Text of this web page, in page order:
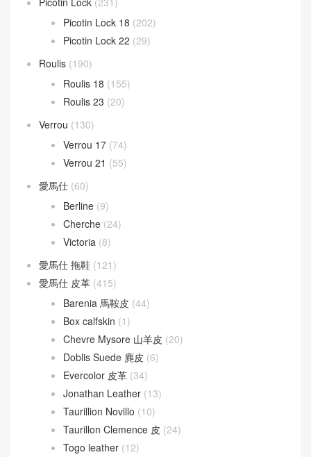
Lindy 30CM(47)
Lindy mini(131)
Barcelona Bag
Hammock Bag(53)
LOEWE 女包(121)
LOEWE 男包
Puzzle Bag(133)
Mini kelly(946)
Kelly Mini 20
Kelly Pochette
Mosaique(8)
Picotin Lock(231)
Picotin Lock 18
Picotin Lock 22
Roulis(190)
Roulis 18(155)
Roulis 23(20)
Verrou 17 (74)
Verrou 21 (55)
愛馬仕(60)
Berline(9)